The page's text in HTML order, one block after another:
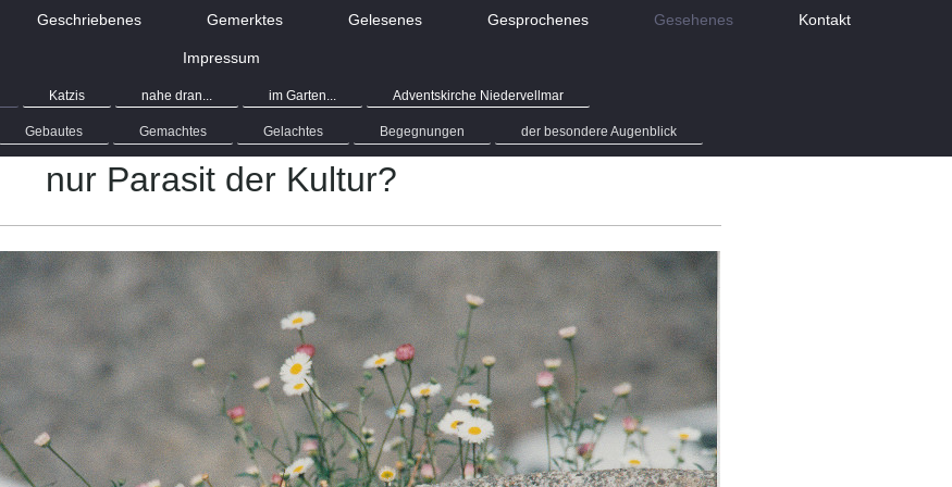
Geschriebenes Gemerktes Gelesenes Gesprochenes Gesehenes Kontakt
Impressum
Katzis nahe dran... im Garten... Adventskirche Niedervellmar
Gebautes Gemachtes Gelachtes Begegnungen der besondere Augenblick
nur Parasit der Kultur?